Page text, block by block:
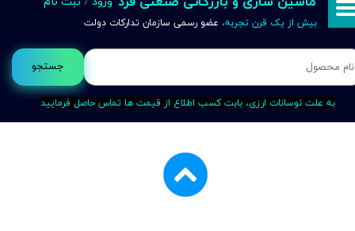
جستجو
بیش از یک قرن تجربه، عضو رسمی سازمان تدارکات دولت
به علت نوسانات ارزی، بابت کسب اطلاع از قیمت ها تماس حاصل فرمایید